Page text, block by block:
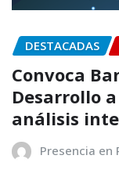
DESTACADAS
Convoca
Desarrollo
análisis
Presencia en